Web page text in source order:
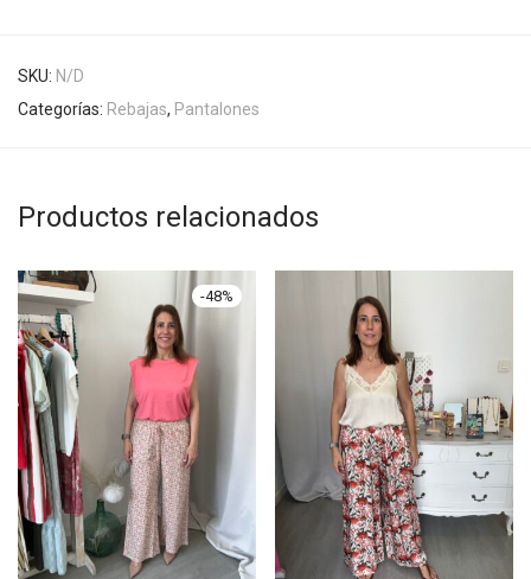
SKU: N/D
Categorías: Rebajas, Pantalones
Productos relacionados
-48%